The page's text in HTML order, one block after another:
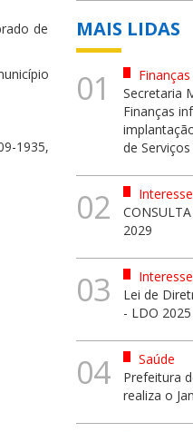
de
1935,
MAIS LIDAS
01
Finanças
Secretaria
Finanças
de
02
2029
03
Lei de
- LDO 2025
04
Saúde
Prefeitura
realiza o